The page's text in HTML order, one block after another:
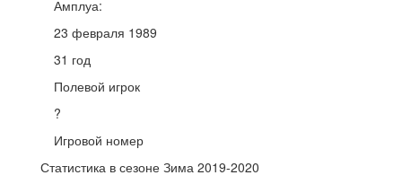
Амплуа:
23 февраля 1989
31 год
Полевой игрок
?
Игровой номер
Статистика в сезоне Зима 2019-2020